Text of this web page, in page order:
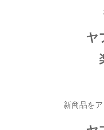
ヤ
新商品を